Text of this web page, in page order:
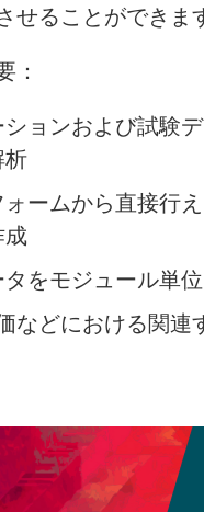
せることができま
：
ョンおよび試験
析
ームから直接行
をモジュール単
などにおける関連